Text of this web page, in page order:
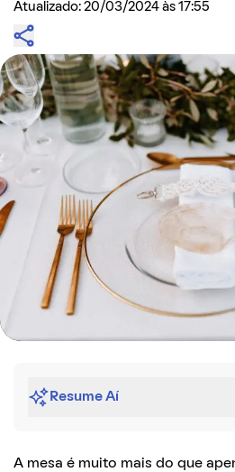
Atualizado: 20/03/2024 às 17:55
Resume Aí
A mesa é muito mais do que